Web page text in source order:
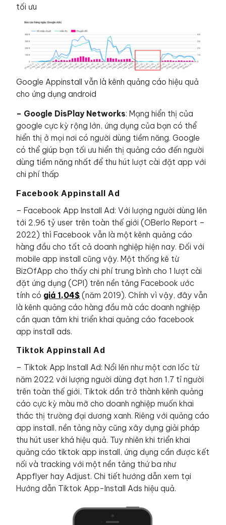
tối ưu
Google Appinstall vẫn là kênh quảng cáo hiệu quả
cho ứng dụng android
– Google DisPlay Networks: Mạng hiển thị của
google cực kỳ rộng lớn, ứng dụng của bạn có thể
hiển thị ở mọi nơi có người dùng tiềm năng. Google
có thể giúp bạn tối ưu hiển thị quảng cáo đến người
dùng tiềm năng nhất để thu hút lượt cài đặt app với
chi phí thấp
Facebook Appinstall Ad
– Facebook App Install Ad: Với lượng người dùng lên
tới 2,96 tỷ user trên toàn thế giới (OBerlo Report –
2022) thì Facebook vẫn là một kênh quảng cáo
hàng đầu cho tất cả doanh nghiệp hiện nay. Đối với
mobile app install cũng vậy. Một thống kê từ
BizOfApp cho thấy chi phí trung bình cho 1 lượt cài
đặt ứng dụng (CPI) trên nền tảng Facebook ước
tính có giá 1,04$ (năm 2019). Chính vì vậy, đây vẫn
là kênh quảng cáo hàng đầu mà các doanh nghiệp
cần quan tâm khi triển khai quảng cáo facebook
app install ads.
Tiktok Appinstall Ad
– Tiktok App Install Ad: Nổi lên như một cơn lốc từ
năm 2022 với lượng người dùng đạt hơn 1,7 tỉ người
trên toàn thế giới, Tiktok dần trở thành kênh quảng
cáo cực kỳ màu mỡ cho doanh nghiệp muốn khai
thác thị trường đại dương xanh. Riêng với quảng cáo
app install, nền tảng này cũng xây dựng giải pháp
thu hút user khá hiệu quả. Tuy nhiên khi triển khai
quảng cáo tiktok app install, ứng dụng cần được kết
nối và tracking với một nền tảng thứ ba như
Appflyer hay Adjust. Chi tiết hướng dẫn xem tại
Hướng dẫn Tiktok App-Install Ads hiệu quả.